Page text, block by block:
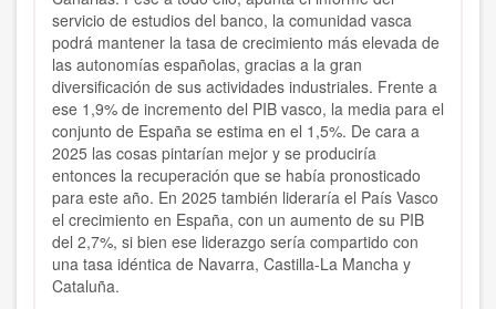
servicio de estudios del banco, la comunidad vasca
podrá mantener la tasa de crecimiento más elevada de
las autonomías españolas, gracias a la gran
diversificación de sus actividades industriales. Frente a
ese 1,9% de incremento del PIB vasco, la media para el
conjunto de España se estima en el 1,5%. De cara a
2025 las cosas pintarían mejor y se produciría
entonces la recuperación que se había pronosticado
para este año. En 2025 también lideraría el País Vasco
el crecimiento en España, con un aumento de su PIB
del 2,7%, si bien ese liderazgo sería compartido con
una tasa idéntica de Navarra, Castilla-La Mancha y
Cataluña.